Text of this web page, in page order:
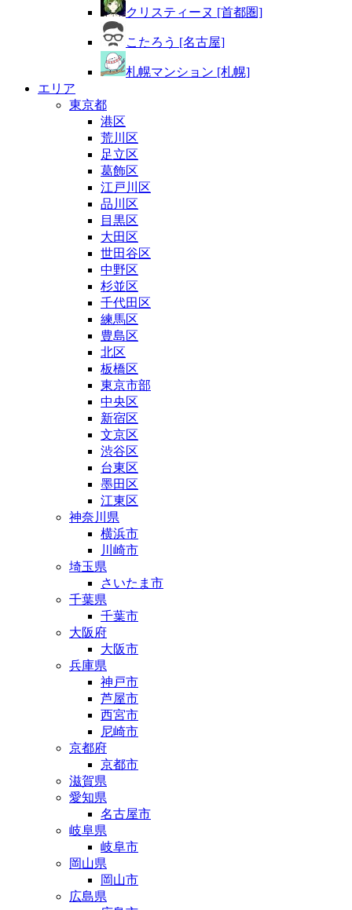
クリスティーヌ [首都圏]
こたろう [名古屋]
札幌マンション [札幌]
エリア
東京都
港区
荒川区
足立区
葛飾区
江戸川区
品川区
目黒区
大田区
世田谷区
中野区
杉並区
千代田区
練馬区
豊島区
北区
板橋区
東京市部
中央区
新宿区
文京区
渋谷区
台東区
墨田区
江東区
神奈川県
横浜市
川崎市
埼玉県
さいたま市
千葉県
千葉市
大阪府
大阪市
兵庫県
神戸市
芦屋市
西宮市
尼崎市
京都府
京都市
滋賀県
愛知県
名古屋市
岐阜県
岐阜市
岡山県
岡山市
広島県